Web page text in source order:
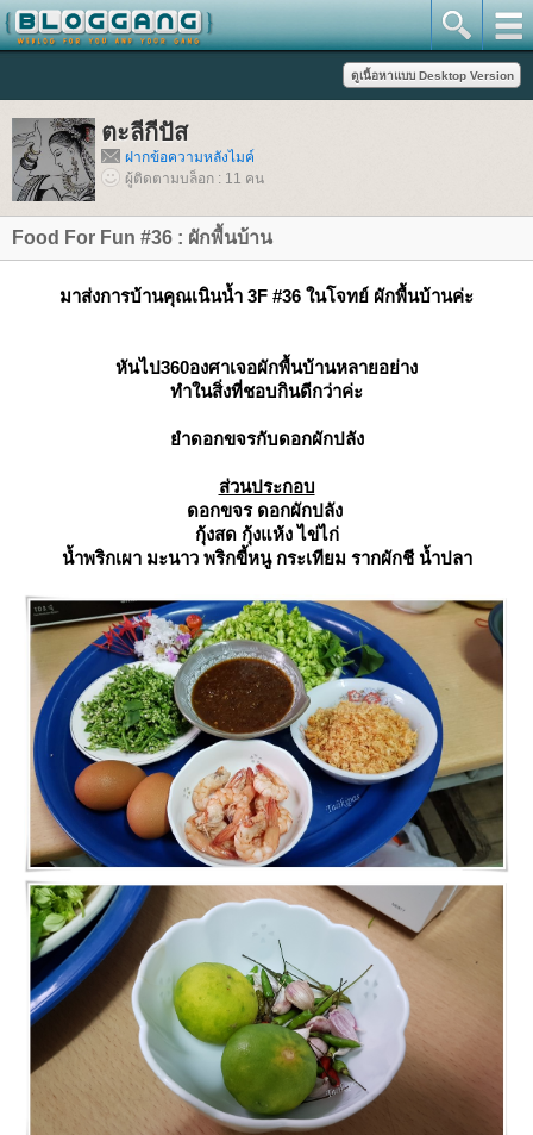
ตะลีกีปัส
ฝากข้อความหลังไมค์
ผู้ติดตามบล็อก : 11 คน
Food For Fun #36 : ผักพื้นบ้าน
มาส่งการบ้านคุณเนินน้ำ 3F #36 ในโจทย์ ผักพื้นบ้านค่ะ
หันไป360องศาเจอผักพื้นบ้านหลายอย่าง
ทำในสิ่งที่ชอบกินดีกว่าค่ะ
ำดอกขจรกับดอกผักปลัง
ส่วนประกอบ
ดอกขจร ดอกผักปลัง
กุ้งสด กุ้งแห้ง ไข่ไก่
น้ำพริกเผา มะนาว พริกขี้หนู กระเทียม รากผักชี น้ำปลา